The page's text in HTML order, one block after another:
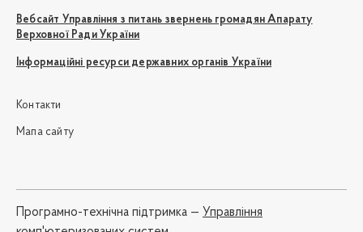
Вебсайт Управління з питань звернень громадян Апарату
Верховної Ради України
Інформаційні ресурси державних органів України
Контакти
Мапа сайту
Програмно-технічна підтримка — Управління